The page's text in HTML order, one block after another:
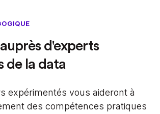
d'experts
de la data
expérimentés vous aideront à
des compétences pratiques